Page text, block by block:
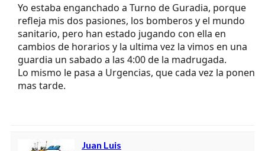
Yo estaba enganchado a Turno de Guradia, porque
refleja mis dos pasiones, los bomberos y el mundo
sanitario, pero han estado jugando con ella en
cambios de horarios y la ultima vez la vimos en una
guardia un sabado a las 4:00 de la madrugada.
Lo mismo le pasa a Urgencias, que cada vez la ponen
mas tarde.
Juan Luis